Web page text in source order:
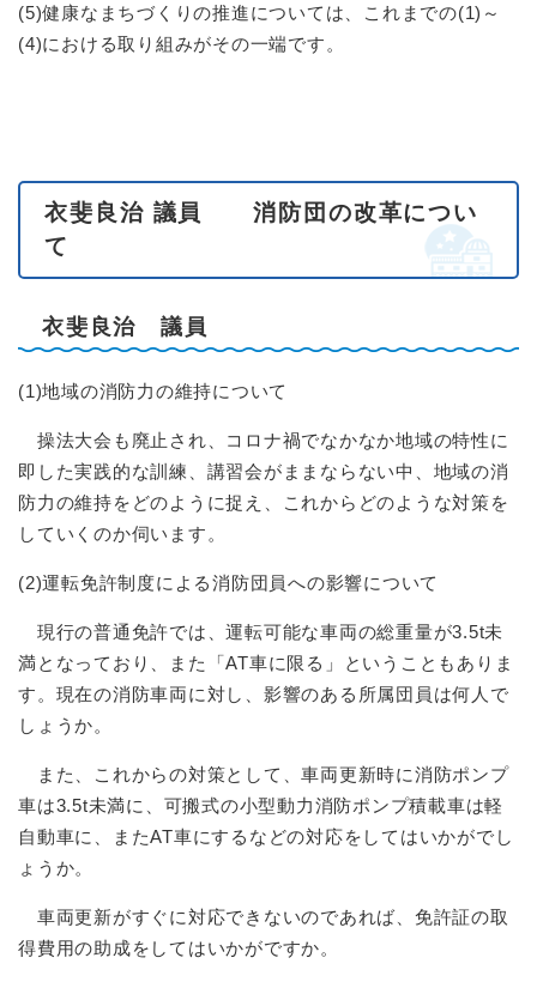
(5)健康なまちづくりの推進については、これまでの(1)～
(4)における取り組みがその一端です。
衣斐良治 議員 消防団の改革につい
て
衣斐良治 議員
(1)地域の消防力の維持について
操法大会も廃止され、コロナ禍でなかなか地域の特性に
即した実践的な訓練、講習会がままならない中、地域の消
防力の維持をどのように捉え、これからどのような対策を
していくのか伺います。
(2)運転免許制度による消防団員への影響について
現行の普通免許では、運転可能な車両の総重量が3.5t未
満となっており、また「AT車に限る」ということもありま
す。現在の消防車両に対し、影響のある所属団員は何人で
しょうか。
また、これからの対策として、車両更新時に消防ポンプ
車は3.5t未満に、可搬式の小型動力消防ポンプ積載車は軽
自動車に、またAT車にするなどの対応をしてはいかがでし
ょうか。
車両更新がすぐに対応できないのであれば、免許証の取
得費用の助成をしてはいかがですか。